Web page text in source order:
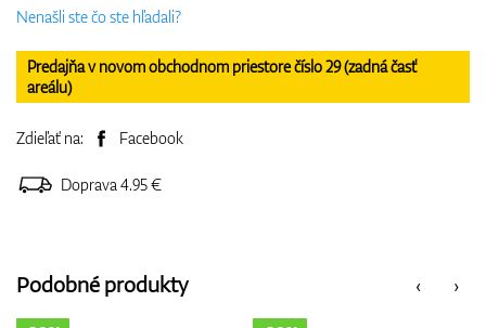
Nenašli ste čo ste hľadali?
Predajňa v novom obchodnom priestore číslo 29 (zadná časť
areálu)
Zdieľať na: Facebook
Doprava 4.95 €
‹
Podobné produkty ›